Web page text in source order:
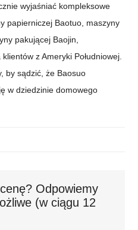
wyjaśniać kompleksowe
papierniczej Baotuo, maszyny
pakującej Baojin,
z Ameryki Południowej.
by sądzić, że Baosuo
w dziedzinie domowego
Odpowiemy
(w ciągu 12